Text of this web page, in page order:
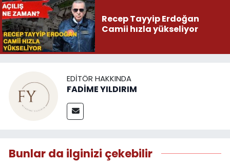
Recep Tayyip Erdoğan
Camii hızla yükseliyor
EDITÖR HAKKINDA
FADİME YILDIRIM
Bunlar da ilginizi çekebilir